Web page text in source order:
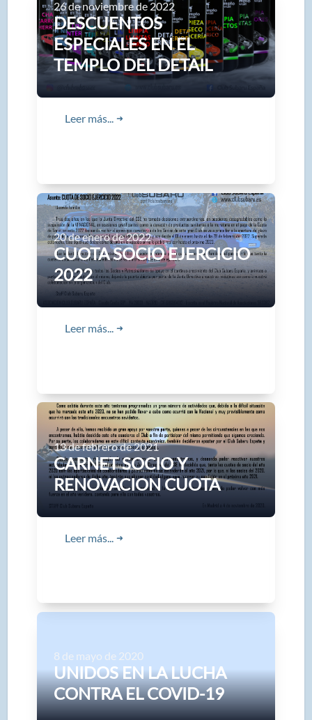
DESCUENTOS
ESPECIALES EN EL
TEMPLO DEL DETAIL
26 de noviembre de 2022
Leer más... ➜
CUOTA SOCIO EJERCICIO
2022
20 de enero de 2022
Leer más... ➜
CARNET SOCIO Y
RENOVACION CUOTA
13 de febrero de 2021
Leer más... ➜
UNIDOS EN LA LUCHA
CONTRA EL COVID-19
8 de mayo de 2020